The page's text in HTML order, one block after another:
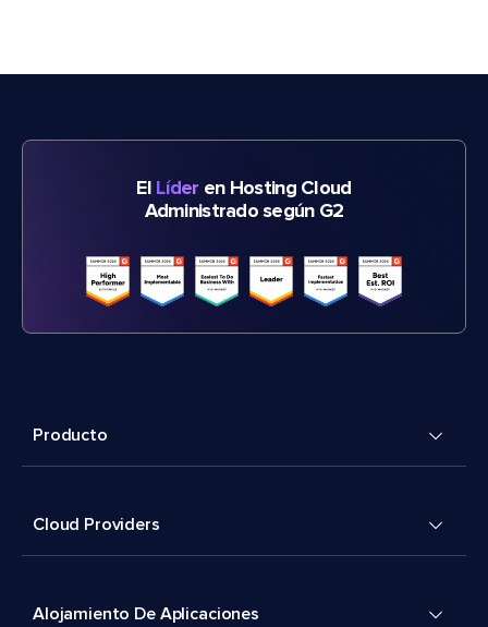
El Líder en Hosting Cloud
Administrado según G2
Producto
Cloud Providers
Alojamiento De Aplicaciones